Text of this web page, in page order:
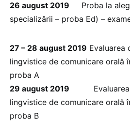
26 august 2019 Proba la
specializării – proba Ed) –
27 – 28 august 2019 Evaluarea
lingvistice de comunicare orală
proba A
29 august 2019 Evaluarea
lingvistice de comunicare orală
proba B